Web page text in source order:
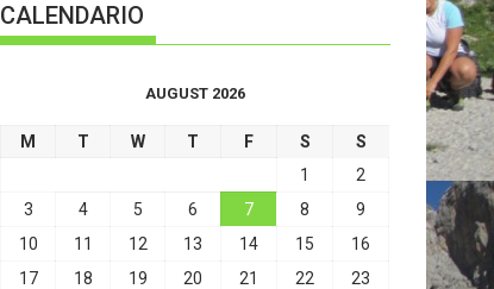
CALENDARIO
AUGUST 2026
M T W T F S
S
1
2
3
4 5 6 7 8
9
10
11 12 13 14 15
16
17
18 19 20 21 22
23